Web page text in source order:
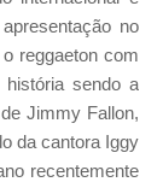
no
reggaeton com
sendo a
Jimmy Fallon,
da cantora Iggy
recentemente